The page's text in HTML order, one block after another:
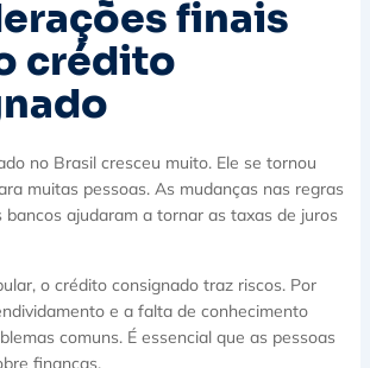
finais
crédito
no Brasil cresceu muito. Ele se tornou
muitas pessoas. As mudanças nas regras
bancos ajudaram a tornar as taxas de juros
o crédito consignado traz riscos. Por
e a falta de conhecimento
comuns. É essencial que as pessoas
finanças.